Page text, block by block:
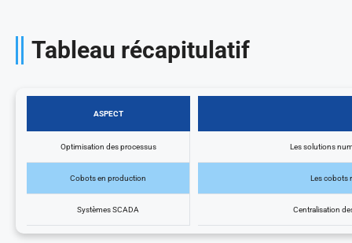
Tableau récapitulatif
ASPECT
Optimisation des processus Les solutions
Cobots en production Les cobots
Systèmes SCADA Centralisation